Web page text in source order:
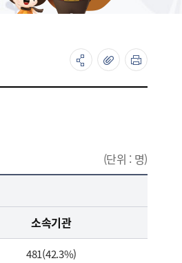
(단위 : 명)
소속기관
481(42.3%)